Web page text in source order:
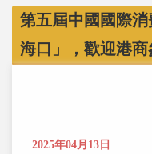
第五屆中國國際消
海口」，歡迎港商
2025年04月13日